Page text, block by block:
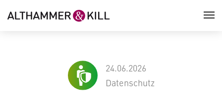
24.06.2026
Datenschutz